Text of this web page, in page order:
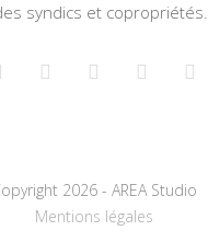
syndics et copropriétés.
2026 - AREA Studio
Mentions légales